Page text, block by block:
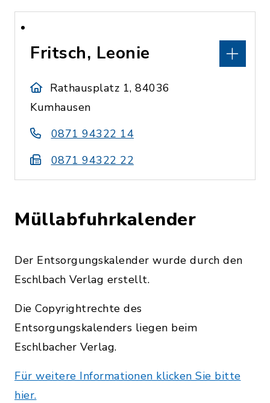
Fritsch, Leonie
Rathausplatz 1, 84036
Kumhausen
0871 94322 14
0871 94322 22
Müllabfuhrkalender
Der Entsorgungskalender wurde durch den
Eschlbach Verlag erstellt.
Die Copyrightrechte des
Entsorgungskalenders liegen beim
Eschlbacher Verlag.
Für weitere Informationen klicken Sie bitte
hier.